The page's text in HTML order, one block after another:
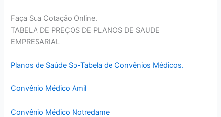
Faça Sua Cotação Online.
TABELA DE PREÇOS DE PLANOS DE SAUDE
EMPRESARIAL
Planos de Saúde Sp-Tabela de Convênios Médicos.
Convênio Médico Amil
Convênio Médico Notredame